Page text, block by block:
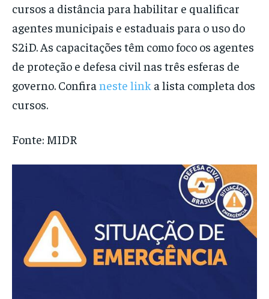
cursos a distância para habilitar e qualificar
agentes municipais e estaduais para o uso do
S2iD. As capacitações têm como foco os agentes
de proteção e defesa civil nas três esferas de
governo. Confira neste link a lista completa dos
cursos.
Fonte: MIDR